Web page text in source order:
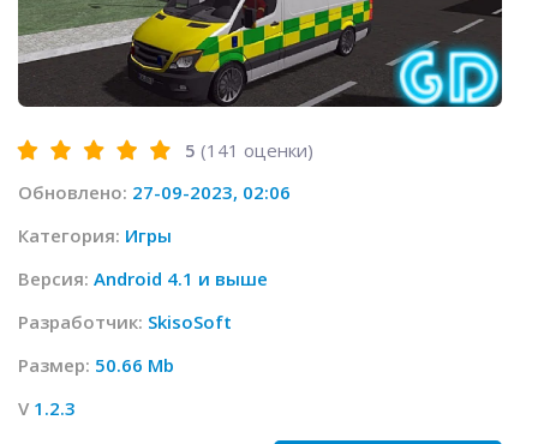
5 (141 оценки)
Обновлено: 27-09-2023, 02:06
Категория: Игры
Версия: Android 4.1 и выше
Разработчик: SkisoSoft
Размер: 50.66 Mb
V 1.2.3